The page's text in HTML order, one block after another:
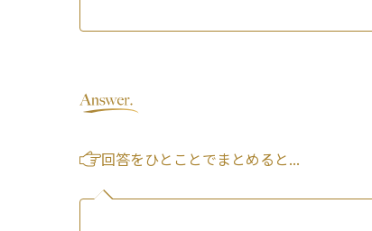
回答をひとことでまとめると...